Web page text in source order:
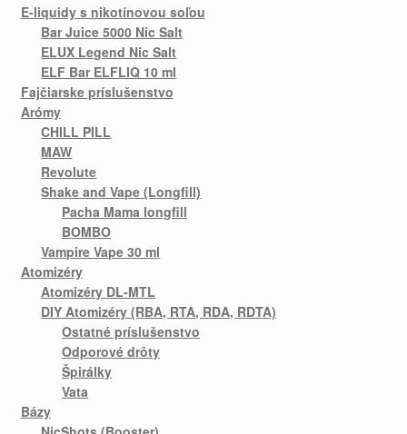
E-liquidy s nikotínovou soľou
Bar Juice 5000 Nic Salt
ELUX Legend Nic Salt
ELF Bar ELFLIQ 10 ml
Fajčiarske príslušenstvo
Arómy
CHILL PILL
MAW
Revolute
Shake and Vape (Longfill)
Pacha Mama longfill
BOMBO
Vampire Vape 30 ml
Atomizéry
Atomizéry DL-MTL
DIY Atomizéry (RBA, RTA, RDA, RDTA)
Ostatné príslušenstvo
Odporové drôty
Špirálky
Vata
Bázy